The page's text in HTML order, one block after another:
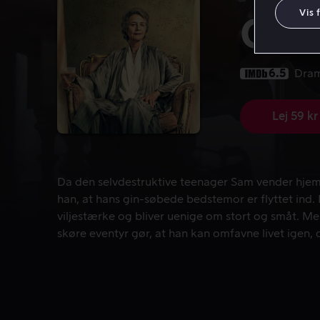
6.5
Lej 59 kr
Da den selvdestruktive teenager Sam vender
Da den selvdestruktive teenager Sam vender
han, at hans gin-søbede bedstemor er flyttet ind.
viljestærke og bliver uenige om stort og småt.
skøre eventyr gør, at han kan omfavne livet igen,
Vis